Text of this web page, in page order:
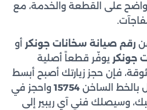
على القطعة والخدمة، مع
رقم صيانة سخانات جونكر أو
جونكر يوفّر قطعاً أصلية
فإن حجز زيارتك أصبح أبسط
الساخن 15754واحجز في
وسيصلك فني آي ريبير إلى